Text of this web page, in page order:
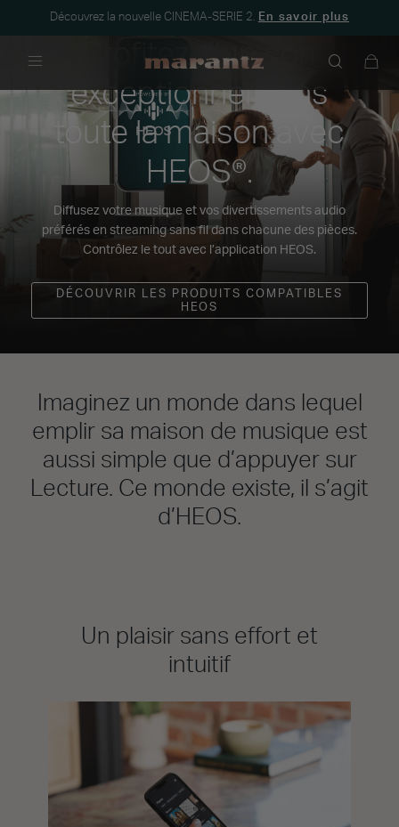
Découvrez la nouvelle CINEMA-SERIE 2. En savoir plus
Profitez d’un son
exceptionnel dans
toute la maison avec
HEOS®.
Diffusez votre musique et vos divertissements audio
préférés en streaming sans fil dans chacune des pièces.
Contrôlez le tout avec l’application HEOS.
DÉCOUVRIR LES PRODUITS COMPATIBLES
HEOS
Imaginez un monde dans lequel
emplir sa maison de musique est
aussi simple que d’appuyer sur
Lecture. Ce monde existe, il s’agit
d’HEOS.
Un plaisir sans effort et
intuitif